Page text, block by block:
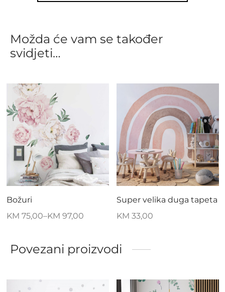
Možda će vam se također
svidjeti…
Božuri
KM 75,00–KM 97,00
Super velika duga tapeta
KM 33,00
Povezani proizvodi